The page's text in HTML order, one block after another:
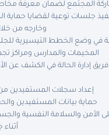
المجتمع لضمان معرفة
جلسات توعية لقضايا حماية
وخارجه من
في وضع الخطط التيسيرية
المخيمات والمدارس ومراكز
إدارة الحالة في الكشف عن
إعداد سجلات المستفيدين
حماية بيانات المستفيدين
الأمن والسلامة النفسية